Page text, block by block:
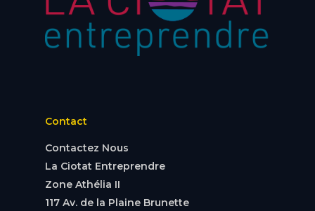
Contact
Contactez Nous
La Ciotat Entreprendre
Zone Athélia II
117 Av. de la Plaine Brunette